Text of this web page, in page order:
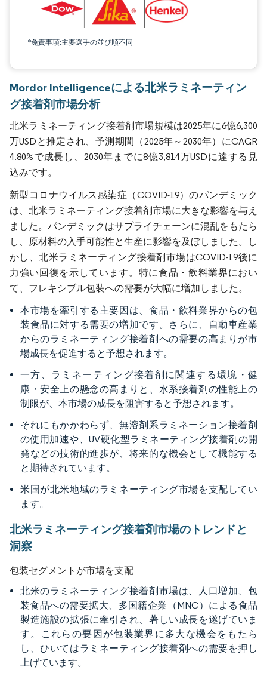
*免責事項:主要選手の並び順不同
Mordor Intelligenceによる北米ラミネーティン
グ接着剤市場分析
北米ラミネーティング接着剤市場規模は2025年に6億6,300
万USDと推定され、予測期間（2025年～2030年）にCAGR
4.80%で成長し、2030年までに8億3,814万USDに達する見
込みです。
新型コロナウイルス感染症（COVID-19）のパンデミック
は、北米ラミネーティング接着剤市場に大きな影響を与え
ました。パンデミックはサプライチェーンに混乱をもたら
し、原材料の入手可能性と生産に影響を及ぼしました。し
かし、北米ラミネーティング接着剤市場はCOVID-19後に
力強い回復を示しています。特に食品・飲料業界におい
て、フレキシブル包装への需要が大幅に増加しました。
本市場を牽引する主要因は、食品・飲料業界からの包
装食品に対する需要の増加です。さらに、自動車産業
からのラミネーティング接着剤への需要の高まりが市
場成長を促進すると予想されます。
一方、ラミネーティング接着剤に関連する環境・健
康・安全上の懸念の高まりと、水系接着剤の性能上の
制限が、本市場の成長を阻害すると予想されます。
それにもかかわらず、無溶剤系ラミネーション接着剤
の使用加速や、UV硬化型ラミネーティング接着剤の開
発などの技術的進歩が、将来的な機会として機能する
と期待されています。
米国が北米地域のラミネーティング市場を支配してい
ます。
北米ラミネーティング接着剤市場のトレンドと
洞察
包装セグメントが市場を支配
北米のラミネーティング接着剤市場は、人口増加、包
装食品への需要拡大、多国籍企業（MNC）による食品
製造施設の拡張に牽引され、著しい成長を遂げていま
す。これらの要因が包装業界に多大な機会をもたら
し、ひいてはラミネーティング接着剤への需要を押し
上げています。